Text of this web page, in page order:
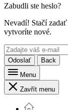
Zabudli ste heslo?
Nevadí! Stačí
vytvoríte nové.
Odoslať
Back
Menu
Zavřít menu